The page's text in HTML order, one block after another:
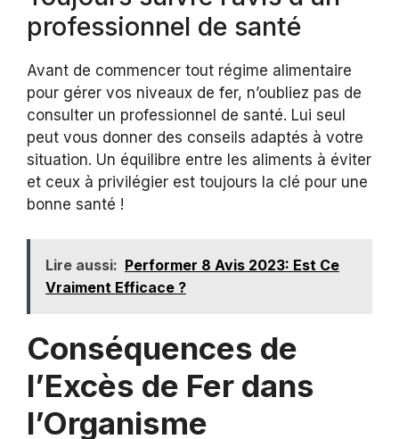
professionnel de santé
Avant de commencer tout régime alimentaire
pour gérer vos niveaux de fer, n’oubliez pas de
consulter un professionnel de santé. Lui seul
peut vous donner des conseils adaptés à votre
situation. Un équilibre entre les aliments à éviter
et ceux à privilégier est toujours la clé pour une
bonne santé !
Lire aussi: Performer 8 Avis 2023: Est Ce
Vraiment Efficace ?
Conséquences de
l’Excès de Fer dans
l’Organisme